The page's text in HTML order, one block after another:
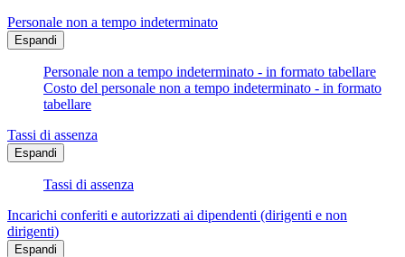
Personale non a tempo indeterminato
Espandi
Personale non a tempo indeterminato - in formato tabellare
Costo del personale non a tempo indeterminato - in formato
tabellare
Tassi di assenza
Espandi
Tassi di assenza
Incarichi conferiti e autorizzati ai dipendenti (dirigenti e non
dirigenti)
Espandi